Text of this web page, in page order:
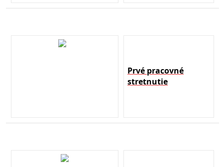
Prvé pracovné
stretnutie